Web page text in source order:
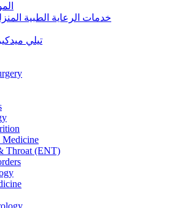
خدمات الرعاية الطبية
تيلي ميدكير
Medicine
Throat (ENT)